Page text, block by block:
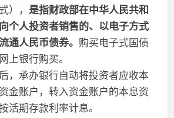
）， 是指财政部在中华人民共和
个人投资者销售的、以电子方式
通人民币债券。 购买电子式国债
上银行购买。
，承办银行自动将投资者应收本
金账户，转入资金账户的本息资
活期存款利率计息。